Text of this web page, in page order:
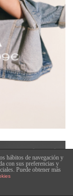
hábitos de navegación y
con sus preferencias y
Puede obtener más